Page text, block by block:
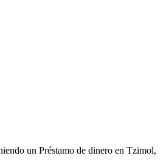
un Préstamo de dinero en Tzimol,